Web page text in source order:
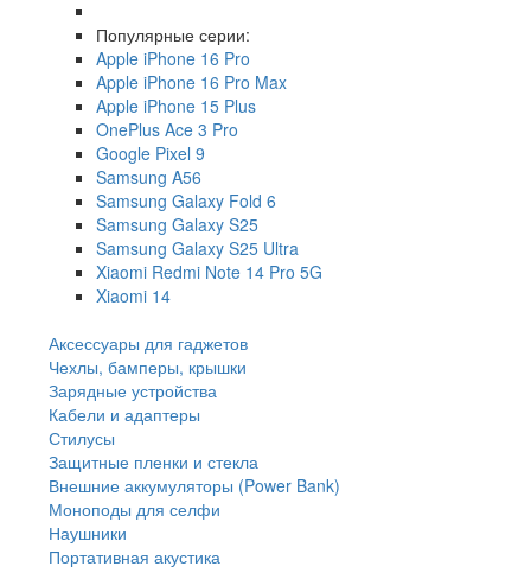
Популярные серии:
Apple iPhone 16 Pro
Apple iPhone 16 Pro Max
Apple iPhone 15 Plus
OnePlus Ace 3 Pro
Google Pixel 9
Samsung A56
Samsung Galaxy Fold 6
Samsung Galaxy S25
Samsung Galaxy S25 Ultra
Xiaomi Redmi Note 14 Pro 5G
Xiaomi 14
Аксессуары для гаджетов
Чехлы, бамперы, крышки
Зарядные устройства
Кабели и адаптеры
Стилусы
Защитные пленки и стекла
Внешние аккумуляторы (Power Bank)
Моноподы для селфи
Наушники
Портативная акустика